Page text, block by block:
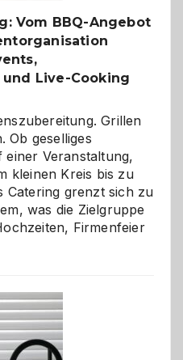
Vom BBQ-Angebot
Live-Cooking
Grillen
Ob geselliges
einer Veranstaltung,
kleinen Kreis bis zu
Catering grenzt sich zu
was die Zielgruppe
Firmenfeier